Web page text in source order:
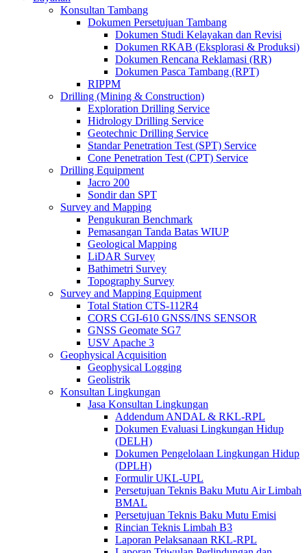
Konsultan Tambang
Dokumen Persetujuan Tambang
Dokumen Studi Kelayakan dan Revisi
Dokumen RKAB (Eksplorasi & Produksi)
Dokumen Rencana Reklamasi (RR)
Dokumen Pasca Tambang (RPT)
RIPPM
Drilling (Mining & Construction)
Exploration Drilling Service
Hidrology Drilling Service
Geotechnic Drilling Service
Standar Penetration Test (SPT) Service
Cone Penetration Test (CPT) Service
Drilling Equipment
Jacro 200
Sondir dan SPT
Survey and Mapping
Pengukuran Benchmark
Pemasangan Tanda Batas WIUP
Geological Mapping
LiDAR Survey
Bathimetri Survey
Topography Survey
Survey and Mapping Equipment
Total Station CTS-112R4
CORS CGI-610 GNSS/INS SENSOR
GNSS Geomate SG7
USV Apache 3
Geophysical Acquisition
Geophysical Logging
Geolistrik
Konsultan Lingkungan
Jasa Konsultan Lingkungan
Addendum ANDAL & RKL-RPL
Dokumen Evaluasi Lingkungan Hidup
(DELH)
Dokumen Pengelolaan Lingkungan Hidup
(DPLH)
Formulir UKL-UPL
Persetujuan Teknis Baku Mutu Air Limbah
BMAL
Persetujuan Teknis Baku Mutu Emisi
Rincian Teknis Limbah B3
Laporan Pelaksanaan RKL-RPL